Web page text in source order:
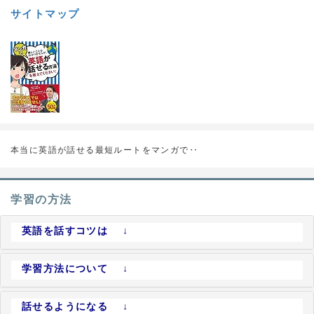
サイトマップ
本当に英語が話せる最短ルートをマンガで‥
学習の方法
英語を話すコツは ↓
学習方法について ↓
話せるようになる ↓